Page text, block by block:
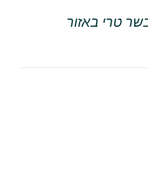
טרי באזור